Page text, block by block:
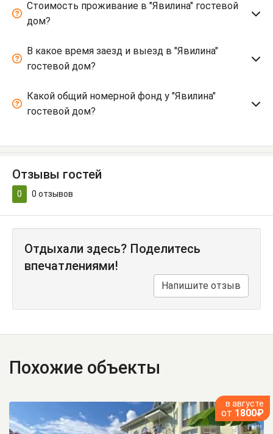
Стоимость проживание в "Явилина" гостевой
дом?
В какое время заезд и выезд в "Явилина"
гостевой дом?
Какой общий номерной фонд у "Явилина"
гостевой дом?
Отзывы гостей
0 0 отзывов
Отдыхали здесь? Поделитесь
впечатлениями!
Напишите отзыв
Похожие объекты
в августе
от 1800₽